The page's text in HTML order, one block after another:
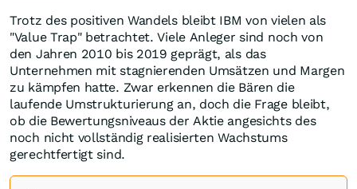
Trotz des positiven Wandels bleibt IBM von vielen als
"Value Trap" betrachtet. Viele Anleger sind noch von
den Jahren 2010 bis 2019 geprägt, als das
Unternehmen mit stagnierenden Umsätzen und Margen
zu kämpfen hatte. Zwar erkennen die Bären die
laufende Umstrukturierung an, doch die Frage bleibt,
ob die Bewertungsniveaus der Aktie angesichts des
noch nicht vollständig realisierten Wachstums
gerechtfertigt sind.